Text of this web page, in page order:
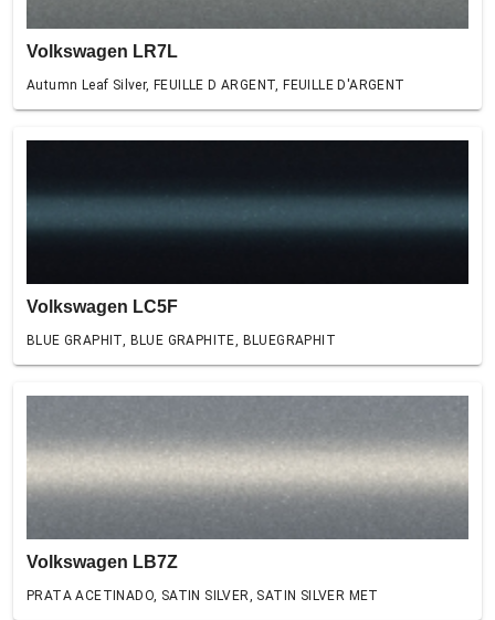
Volkswagen LR7L
Autumn Leaf Silver, FEUILLE D ARGENT, FEUILLE D'ARGENT
Volkswagen LC5F
BLUE GRAPHIT, BLUE GRAPHITE, BLUEGRAPHIT
Volkswagen LB7Z
PRATA ACETINADO, SATIN SILVER, SATIN SILVER MET